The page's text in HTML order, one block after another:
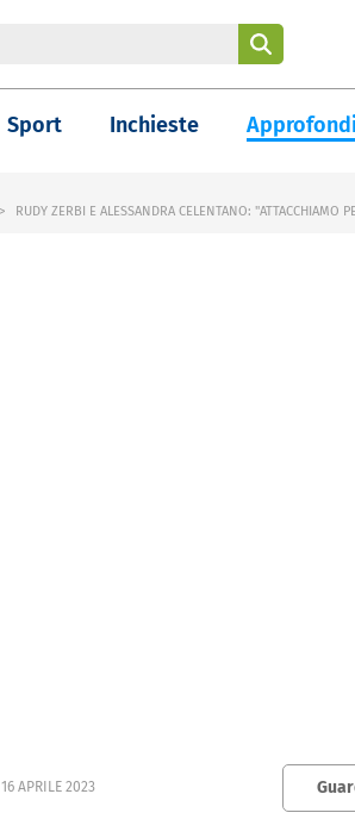
Sport Inchieste
RUDY ZERBI E ALESSANDRA CELENTANO: "ATTACCHIAMO
16 APRILE 2023